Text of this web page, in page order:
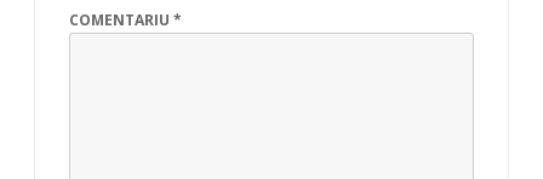
COMENTARIU *